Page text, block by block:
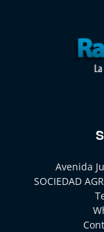
Avenida
SOCIEDAD